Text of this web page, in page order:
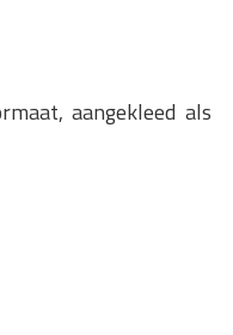
aangekleed als